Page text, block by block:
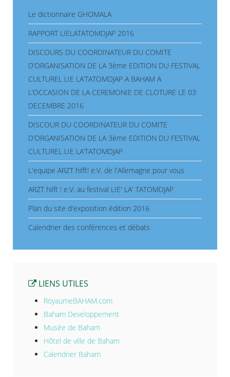
Le dictionnaire GHOMALA
RAPPORT LIELATATOMDJAP 2016
DISCOURS DU COORDINATEUR DU COMITE
D’ORGANISATION DE LA 3ème EDITION DU FESTIVAL
CULTUREL LIE LA’TATOMDJAP A BAHAM A
L’OCCASION DE LA CEREMONIE DE CLOTURE LE 03
DECEMBRE 2016
DISCOUR DU COORDINATEUR DU COMITE
D’ORGANISATION DE LA 3ème EDITION DU FESTIVAL
CULTUREL LIE LA’TATOMDJAP
L'equipe ARZT hilft! e.V. de l'Allemagne pour vous
ARZT hilft ! e.V. au festival LIE' LA' TATOMDJAP
Plan du site d'exposition édition 2016
Calendrier des conférences et débats
LIENS UTILES
RoyaumeBAHAM.com
Baham Developpement
Musée de Baham
Hôtel de ville de Baham
Calendrier Baham